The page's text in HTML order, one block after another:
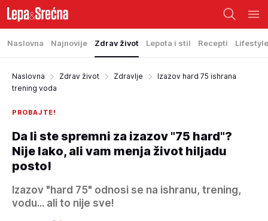
Naslovna Najnovije Zdrav život Lepota i stil Recepti Lifestyle
Naslovna Zdrav život Zdravlje
Izazov hard 75 ishrana
trening voda
PROBAJTE!
Da li ste spremni za izazov "75 hard"?
Nije lako, ali vam menja život hiljadu
posto!
Izazov "hard 75" odnosi se na ishranu, trening,
vodu... ali to nije sve!